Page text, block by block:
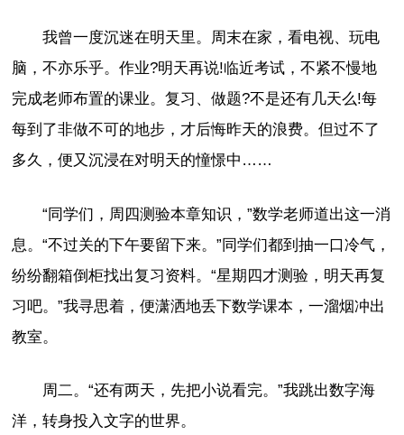
我曾一度沉迷在明天里。周末在家，看电视、玩电
脑，不亦乐乎。作业?明天再说!临近考试，不紧不慢地
完成老师布置的课业。复习、做题?不是还有几天么!每
每到了非做不可的地步，才后悔昨天的浪费。但过不了
多久，便又沉浸在对明天的憧憬中……
“同学们，周四测验本章知识，”数学老师道出这一消
息。“不过关的下午要留下来。”同学们都到抽一口冷气，
纷纷翻箱倒柜找出复习资料。“星期四才测验，明天再复
习吧。”我寻思着，便潇洒地丢下数学课本，一溜烟冲出
教室。
周二。“还有两天，先把小说看完。”我跳出数字海
洋，转身投入文字的世界。